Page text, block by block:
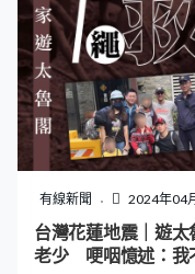
有線新聞 2024年04
台灣花蓮地震｜遊
老少 哽咽憶述：我